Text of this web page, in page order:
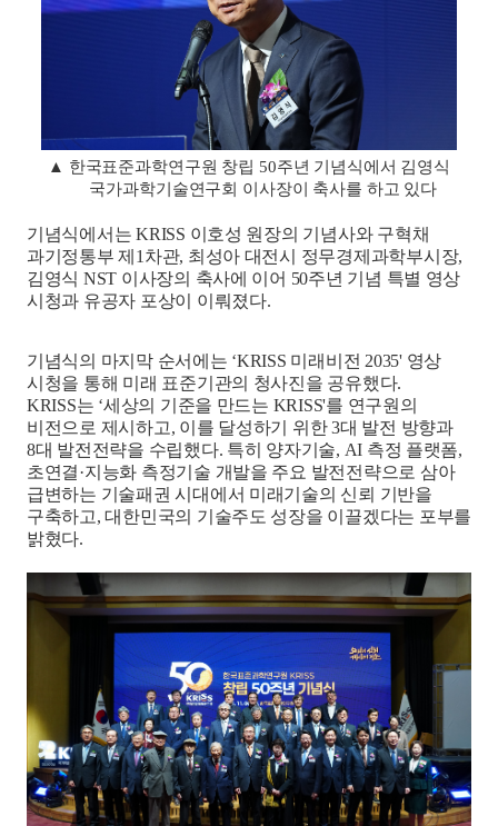
▲ 한국표준과학연구원 창립 50주년 기념식에서 김영식
국가과학기술연구회 이사장이 축사를 하고 있다
기념식에서는KRISS 이호성 원장의 기념사와 구혁채
과기정통부 제 1 차관, 최성아 대전시 정무경제과학부시장,
김영식 NST 이사장의 축사에 이어 50주년 기념 특별 영상
시청과 유공자 포상이 이뤄졌다.
기념식의 마지막 순서에는 ‘KRISS 미래비전 2035' 영상
시청을 통해 미래 표준기관의 청사진을 공유했다.
KRISS는 ‘세상의 기준을 만드는 KRISS'를 연구원의
비전으로 제시하고, 이를 달성하기 위한3대 발전 방향과
8대 발전전략을 수립했다. 특히 양자기술, AI 측정 플랫폼,
초연결·지능화 측정기술 개발을 주요 발전전략으로 삼아
급변하는 기술패권 시대에서 미래기술의 신뢰 기반을
구축하고,대한민국의 기술주도 성장을 이끌겠다는 포부를
밝혔다.